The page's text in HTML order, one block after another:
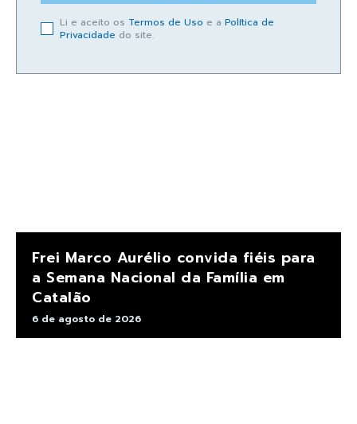
Li e aceito os Termos de Uso e a Política de
Privacidade do site.
Frei Marco Aurélio convida fiéis para
a Semana Nacional da Família em
Catalão
6 de agosto de 2026